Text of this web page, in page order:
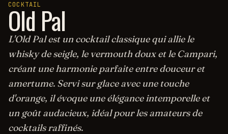
COCKTAIL
Old Pal
L'Old Pal est un cocktail classique qui allie le
whisky de seigle, le vermouth doux et le Campari,
créant une harmonie parfaite entre douceur et
amertume. Servi sur glace avec une touche
d'orange, il évoque une élégance intemporelle et
un goût audacieux, idéal pour les amateurs de
cocktails raffinés.